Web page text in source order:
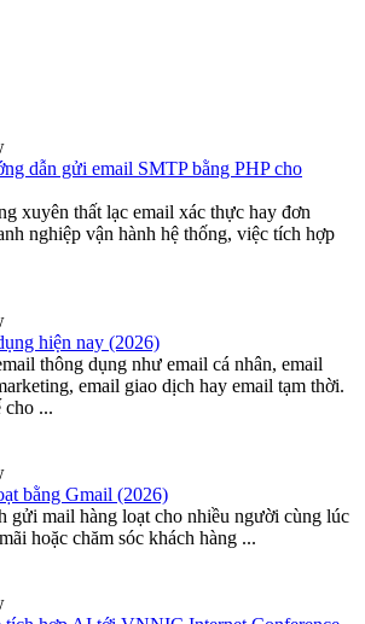
dẫn gửi email SMTP bằng PHP cho
xuyên thất lạc email xác thực hay đơn
nghiệp vận hành hệ thống, việc tích hợp
hiện nay (2026)
thông dụng như email cá nhân, email
email giao dịch hay email tạm thời.
...
bằng Gmail (2026)
gửi mail hàng loạt cho nhiều người cùng lúc
hoặc chăm sóc khách hàng ...